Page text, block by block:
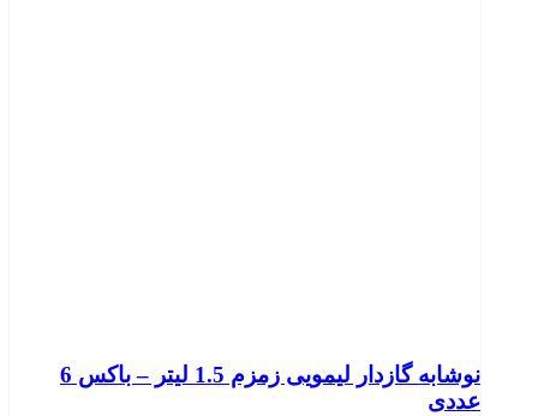
نوشابه گازدار لیمویی زمزم 1.5 لیتر – باکس 6
عددی